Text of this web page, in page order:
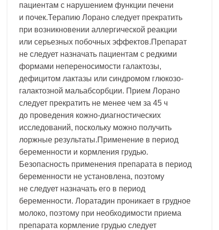
пациентам с нарушением функции печени
и почек.Терапию Лорано следует прекратить
при возникновении аллергической реакции
или серьезных побочных эффектов.Препарат
не следует назначать пациентам с редкими
формами непереносимости галактозы,
дефицитом лактазы или синдромом глюкозо-
галактозной мальабсорбции. Прием Лорано
следует прекратить не менее чем за 45 ч
до проведения кожно-диагностических
исследований, поскольку можно получить
лоржные результаты.Применение в период
беременности и кормления грудью.
Безопасность применения препарата в период
беременности не установлена, поэтому
не следует назначать его в период
беременности. Лоратадин проникает в грудное
молоко, поэтому при необходимости приема
препарата кормление грудью следует